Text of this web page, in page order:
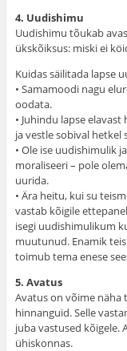
4. Uudishimu
Uudishimu tõukab
ükskõiksus: miski ei
Kuidas säilitada lapse
• Samamoodi nagu
oodata.
• Juhindu lapse
ja vestle sobival hetkel
• Ole ise uudishimulik
moraliseeri – pole
uurida.
• Ära heitu, kui su
vastab kõigile
isegi uudishimulikum
muutunud. Enamik
toimub tema enese
5. Avatus
Avatus on võime näha
hinnanguid. Selle
juba vastused kõigele.
ühiskonnas.